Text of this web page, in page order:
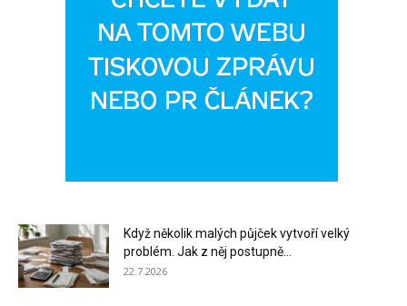
Když několik malých půjček vytvoří velký
problém. Jak z něj postupně...
22.7.2026